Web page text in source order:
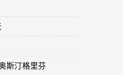
斯汀格里芬